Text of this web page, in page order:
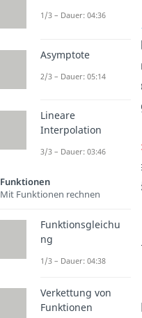
zwei
die
Wert durch
teilen.
y-Abschnitt
die
Punktes
einsetzen
auflösen.
aufstellen:
1/3 – Dauer: 04:36
Asymptote
2/3 – Dauer: 05:14
Lineare
Interpolation
3/3 – Dauer: 03:46
Funktionen
Mit Funktionen rechnen
Funktionsgleichu
ng
1/3 – Dauer: 04:38
Verkettung von
Funktionen